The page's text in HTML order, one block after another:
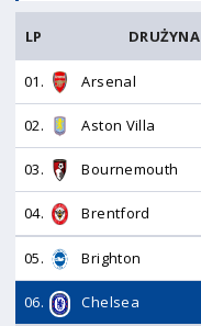
LP DRUŻYNA
01. Arsenal
02. Aston Villa
03. Bournemouth
04. Brentford
05. Brighton
06. Chelsea